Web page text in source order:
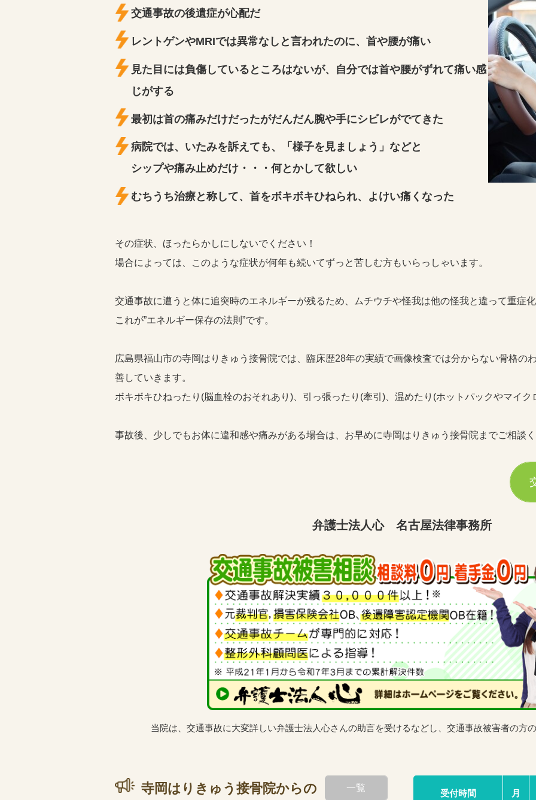
交通事故の後遺症が心配だ
レントゲンやMRIでは異常なしと言われたのに、首や腰が痛い
見た目には負傷しているところはないが、自分では首や腰がずれて痛い感
じがする
最初は首の痛みだけだったがだんだん腕や手にシビレがでてきた
病院では、いたみを訴えても、「様子を見ましょう」などと
シップや痛み止めだけ・・・何とかして欲しい
むちうち治療と称して、首をボキボキひねられ、よけい痛くなった
その症状、ほったらかしにしないでください！
場合によっては、このような症状が何年も続いてずっと苦しむ方もいらっしゃいます。
交通事故に遭うと体に追突時のエネルギーが残るため、ムチウチや怪我は他の怪我と違って重症
これが”エネルギー保存の法則”です。
広島県福山市の寺岡はりきゅう接骨院では、臨床歴28年の実績で画像検査では分からない骨格の
善していきます。
ボキボキひねったり(脳血栓のおそれあり)、引っ張ったり(牽引)、温めたり(ホットパックやマイ
事故後、少しでもお体に違和感や痛みがある場合は、お早めに寺岡はりきゅう接骨院までご相談
弁護士法人心 名古屋法律事務所
当院は、交通事故に大変詳しい弁護士法人心さんの助言を受けるなどし、交通事故被害者の方
寺岡はりきゅう接骨院からの 一覧
受付時間 月